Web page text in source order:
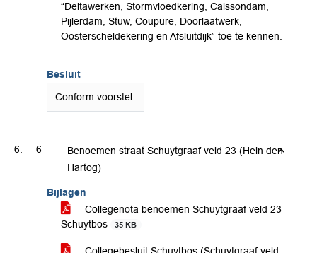
“Deltawerken, Stormvloedkering, Caissondam,
Pijlerdam, Stuw, Coupure, Doorlaatwerk,
Oosterscheldekering en Afsluitdijk” toe te kennen.
Besluit
Conform voorstel.
6
Benoemen straat Schuytgraaf veld 23 (Hein den
Hartog)
Bijlagen
Collegenota benoemen Schuytgraaf veld 23
Schuytbos
35 KB